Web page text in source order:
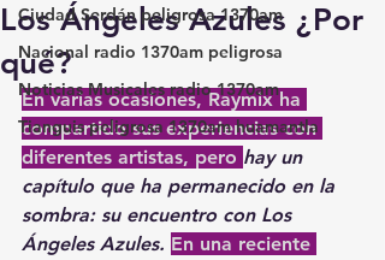
Ciudad Serdán peligrosa 1370am
Nacional radio 1370am peligrosa
Noticias Musicales radio 1370am
Tianguis peligrosa 1370am huamantla
Los Ángeles Azules ¿Por
qué?
En varias ocasiones, Raymix ha
compartido sus experiencias con
diferentes artistas, pero hay un
capítulo que ha permanecido en la
sombra: su encuentro con Los
Ángeles Azules. En una reciente